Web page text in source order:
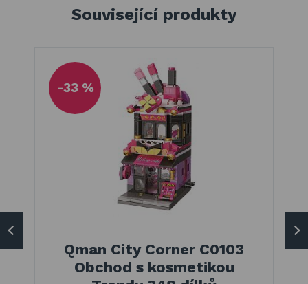
Související produkty
-33 %
Qman City Corner C0103
Obchod s kosmetikou